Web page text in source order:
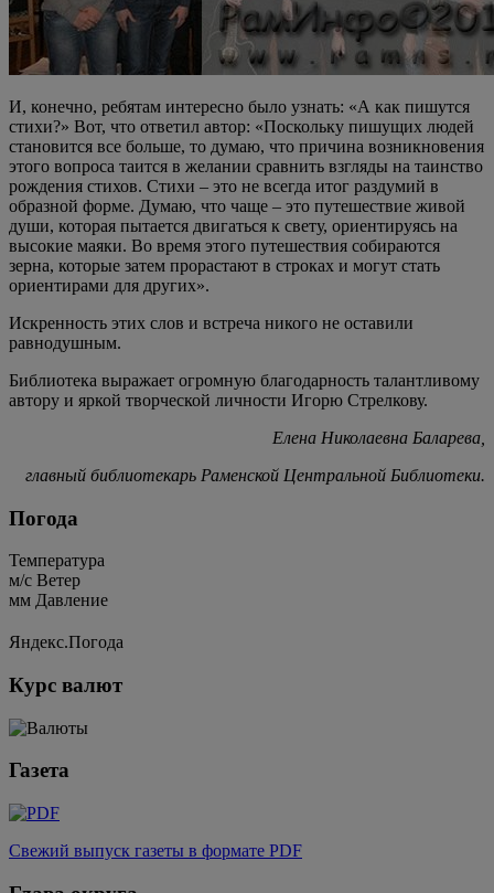
И, конечно, ребятам интересно было узнать: «А как пишутся
стихи?» Вот, что ответил автор: «Поскольку пишущих людей
становится все больше, то думаю, что причина возникновения
этого вопроса таится в желании сравнить взгляды на таинство
рождения стихов. Стихи – это не всегда итог раздумий в
образной форме. Думаю, что чаще – это путешествие живой
души, которая пытается двигаться к свету, ориентируясь на
высокие маяки. Во время этого путешествия собираются
зерна, которые затем прорастают в строках и могут стать
ориентирами для других».
Искренность этих слов и встреча никого не оставили
равнодушным.
Библиотека выражает огромную благодарность талантливому
автору и яркой творческой личности Игорю Стрелкову.
Елена Николаевна Баларева,
главный библиотекарь Раменской Центральной Библиотеки.
Погода
Температура
м/c Ветер
мм Давление
Яндекс.Погода
Курс валют
Газета
Свежий выпуск газеты в формате PDF